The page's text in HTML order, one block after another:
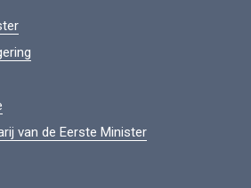
van de Eerste Minister